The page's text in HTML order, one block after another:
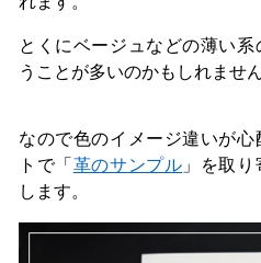
とくにベージュなどの薄い
うことが多いのかもしれません
なので色のイメージ違いが
トで「 革のサンプル 」を取
します。